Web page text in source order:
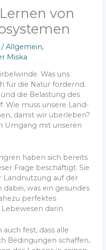
von
/Allgemein,
Miska
Was uns
für die Natur fordernd.
die Belastung des
Wie muss unsere Land-
damit wir überleben?
Umgang mit unseren
haben sich bereits
Frage beschäftigt. Sie
Landnutzung auf der
was ein gesundes
perfektes
darin.
fest, dass alle
Bedingungen schaffen,